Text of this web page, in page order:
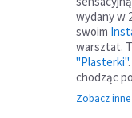
wydany w
swoim
warsztat.
"Plasterki"
chodząc
Zobacz